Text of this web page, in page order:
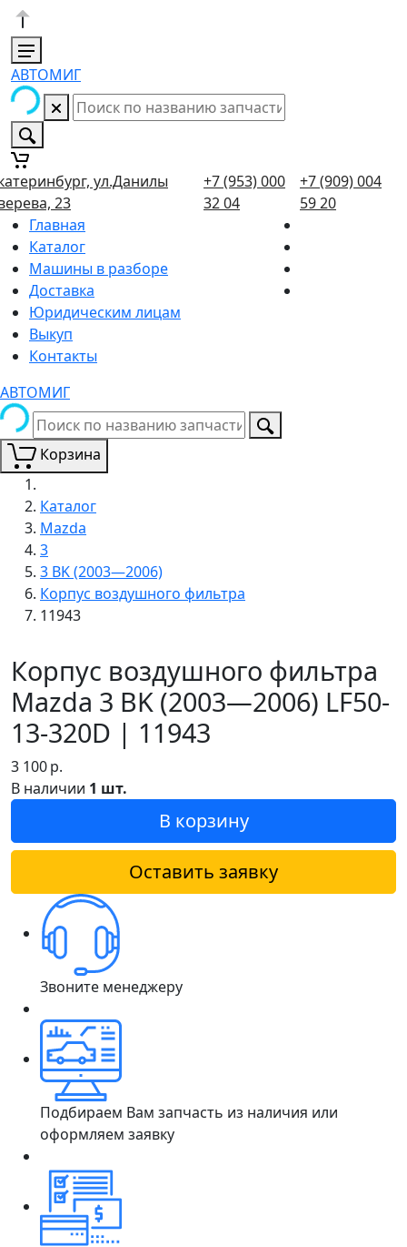
АВТОМИГ
ул.Данилы
23
+7 (953) 000
32 04
+7 (909) 004
59 20
Главная
Каталог
Машины в разборе
Доставка
Юридическим лицам
Выкуп
Контакты
АВТОМИГ
Корзина
Каталог
Mazda
3
3 BK (2003—2006)
Корпус воздушного фильтра
11943
Корпус воздушного фильтра
Mazda 3 BK (2003—2006) LF50-
13-320D | 11943
3 100р.
В наличии 1 шт.
В корзину
Оставить заявку
Звоните менеджеру
Подбираем Вам запчасть из наличия или
оформляем заявку